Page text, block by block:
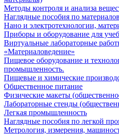
Методы контроля и анализа
Наглядные пособия по
Нано и электротехнологии,
Приборы и оборудование для
Виртуальные лабораторные
«Материаловедение»
Пищевое оборудование и
промышленность.
Пищевые и химические
Общественное питание
Физические макеты
Лабораторные стенды
Легкая промышленность
Наглядные пособия по легкой
Метрология, измерения,